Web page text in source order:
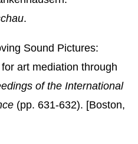
.
Sound Pictures:
art mediation through
of the International
(pp. 631-632). [Boston,